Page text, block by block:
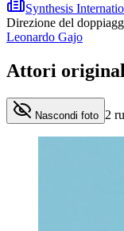
Synthesis
Direzione del
Leonardo Gajo
Attori
Nascondi foto 2